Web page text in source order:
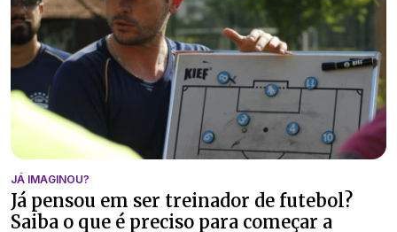
JÁ IMAGINOU?
Já pensou em ser treinador de futebol?
Saiba o que é preciso para começar a